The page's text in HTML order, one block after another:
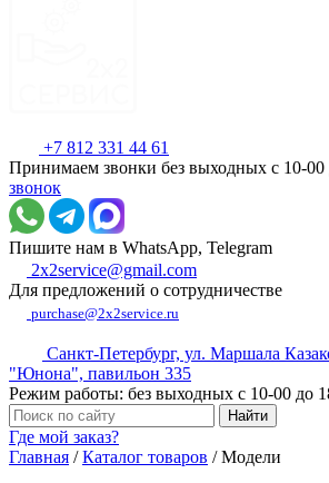
+7 812 331 44 61
Принимаем звонки без выходных с 10-00
звонок
Пишите нам в WhatsApp, Telegram
2x2service@gmail.com
Для предложений о сотрудничестве
purchase@2x2service.ru
Санкт-Петербург, ул. Маршала
"Юнона", павильон 335
Режим работы: без выходных с 10-00 до
Где мой заказ?
Главная /Каталог товаров /Модели